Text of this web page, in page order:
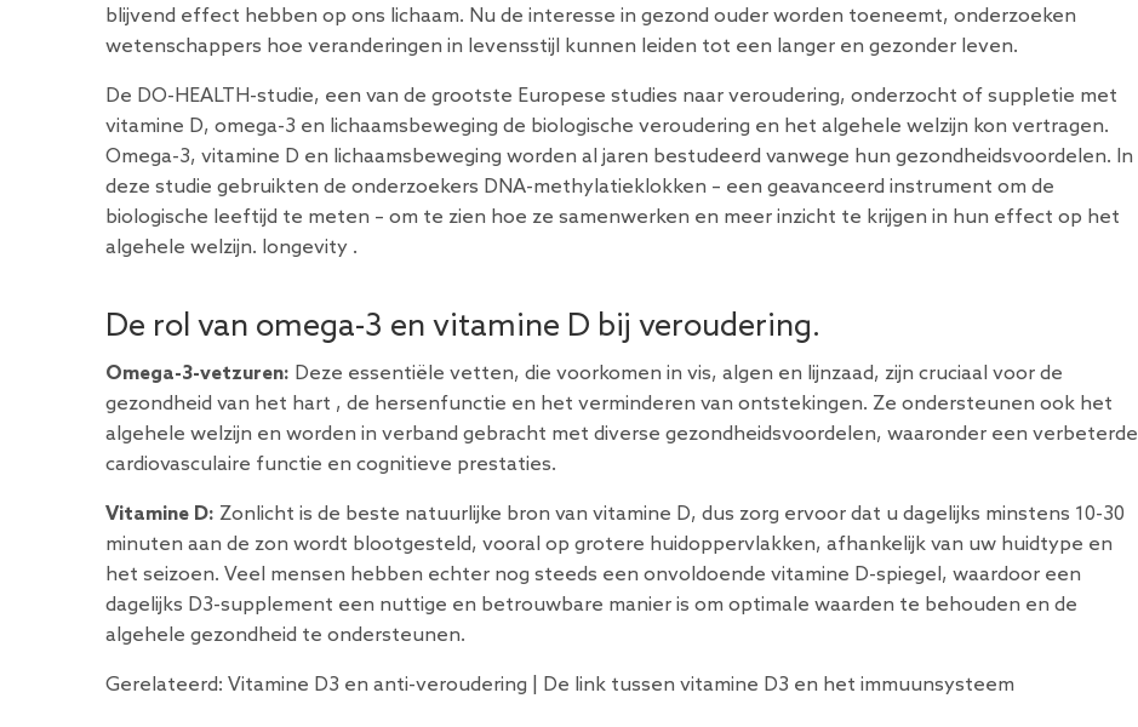
blijvend effect hebben op ons lichaam. Nu de interesse in gezond ouder worden toeneemt, onderzoeken
wetenschappers hoe veranderingen in levensstijl kunnen leiden tot een langer en gezonder leven.
De DO-HEALTH-studie, een van de grootste Europese studies naar veroudering, onderzocht of suppletie met
vitamine D, omega-3 en lichaamsbeweging de biologische veroudering en het algehele welzijn kon vertragen.
Omega-3, vitamine D en lichaamsbeweging worden al jaren bestudeerd vanwege hun gezondheidsvoordelen. In
deze studie gebruikten de onderzoekers DNA-methylatieklokken – een geavanceerd instrument om de
biologische leeftijd te meten – om te zien hoe ze samenwerken en meer inzicht te krijgen in hun effect op het
algehele welzijn. longevity .
De rol van omega-3 en vitamine D bij veroudering.
Omega-3-vetzuren: Deze essentiële vetten, die voorkomen in vis, algen en lijnzaad, zijn cruciaal voor de
gezondheid van het hart , de hersenfunctie en het verminderen van ontstekingen. Ze ondersteunen ook het
algehele welzijn en worden in verband gebracht met diverse gezondheidsvoordelen, waaronder een verbeterde
cardiovasculaire functie en cognitieve prestaties.
Vitamine D: Zonlicht is de beste natuurlijke bron van vitamine D, dus zorg ervoor dat u dagelijks minstens 10-30
minuten aan de zon wordt blootgesteld, vooral op grotere huidoppervlakken, afhankelijk van uw huidtype en
het seizoen. Veel mensen hebben echter nog steeds een onvoldoende vitamine D-spiegel, waardoor een
dagelijks D3-supplement een nuttige en betrouwbare manier is om optimale waarden te behouden en de
algehele gezondheid te ondersteunen.
Gerelateerd: Vitamine D3 en anti-veroudering De link tussen vitamine D3 en het immuunsysteem